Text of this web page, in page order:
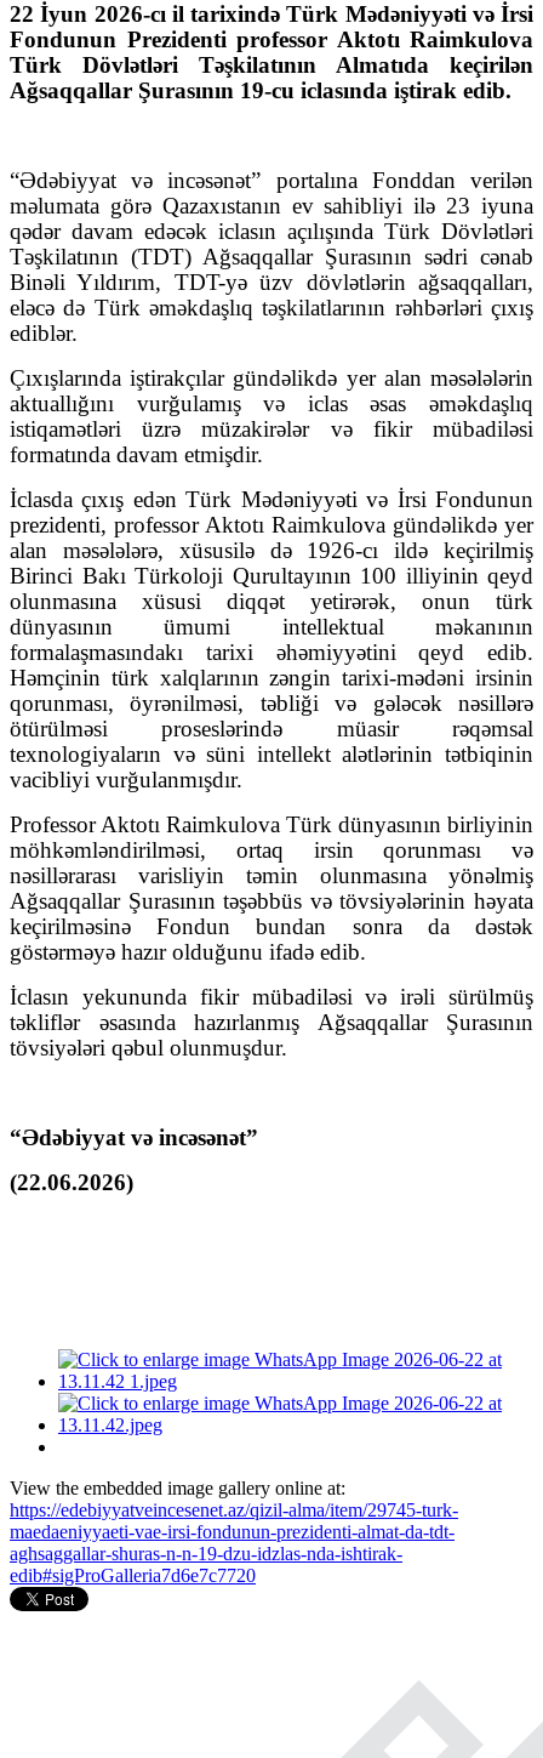
22 İyun 2026-cı il tarixində Türk Mədəniyyəti və İrsi
Fondunun Prezidenti professor Aktotı Raimkulova
Türk Dövlətləri Təşkilatının Almatıda keçirilən
Ağsaqqallar Şurasının 19-cu iclasında iştirak edib.
“Ədəbiyyat və incəsənət” portalına Fonddan verilən
məlumata görə Qazaxıstanın ev sahibliyi ilə 23 iyuna
qədər davam edəcək iclasın açılışında Türk Dövlətləri
Təşkilatının (TDT) Ağsaqqallar Şurasının sədri cənab
Binəli Yıldırım, TDT-yə üzv dövlətlərin ağsaqqalları,
eləcə də Türk əməkdaşlıq təşkilatlarının rəhbərləri çıxış
ediblər.
Çıxışlarında iştirakçılar gündəlikdə yer alan məsələlərin
aktuallığını vurğulamış və iclas əsas əməkdaşlıq
istiqamətləri üzrə müzakirələr və fikir mübadiləsi
formatında davam etmişdir.
İclasda çıxış edən Türk Mədəniyyəti və İrsi Fondunun
prezidenti, professor Aktotı Raimkulova gündəlikdə yer
alan məsələlərə, xüsusilə də 1926-cı ildə keçirilmiş
Birinci Bakı Türkoloji Qurultayının 100 illiyinin qeyd
olunmasına xüsusi diqqət yetirərək, onun türk
dünyasının ümumi intellektual məkanının
formalaşmasındakı tarixi əhəmiyyətini qeyd edib.
Həmçinin türk xalqlarının zəngin tarixi-mədəni irsinin
qorunması, öyrənilməsi, təbliği və gələcək nəsillərə
ötürülməsi proseslərində müasir rəqəmsal
texnologiyaların və süni intellekt alətlərinin tətbiqinin
vacibliyi vurğulanmışdır.
Professor Aktotı Raimkulova Türk dünyasının birliyinin
möhkəmləndirilməsi, ortaq irsin qorunması və
nəsillərarası varisliyin təmin olunmasına yönəlmiş
Ağsaqqallar Şurasının təşəbbüs və tövsiyələrinin həyata
keçirilməsinə Fondun bundan sonra da dəstək
göstərməyə hazır olduğunu ifadə edib.
İclasın yekununda fikir mübadiləsi və irəli sürülmüş
təkliflər əsasında hazırlanmış Ağsaqqallar Şurasının
tövsiyələri qəbul olunmuşdur.
“Ədəbiyyat və incəsənət”
(22.06.2026)
View the embedded image gallery online at:
https://edebiyyatveincesenet.az/qizil-alma/item/29745-turk-
maedaeniyyaeti-vae-irsi-fondunun-prezidenti-almat-da-tdt-
aghsaggallar-shuras-n-n-19-dzu-idzlas-nda-ishtirak-
edib#sigProGalleria7d6e7c7720